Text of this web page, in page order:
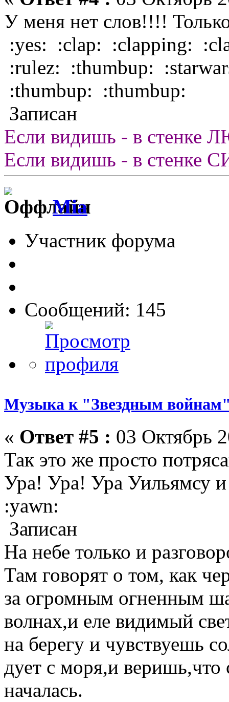
У меня нет слов!!!!
:yes: :clap: :clapping:
:rulez: :thumbup:
:thumbup: :thumbup:
Записан
Если видишь - в стенке
Если видишь - в стенке
Mia
Участник форума
Сообщений: 145
Музыка к "Звездным
« Ответ #5 : 03 Октябрь
Так это же просто
Ура! Ура! Ура Уильямсу
:yawn:
Записан
На небе только и
Там говорят о том, как
за огромным огненным
волнах,и еле видимый
на берегу и чувствуешь
дует с моря,и веришь,что
началась.